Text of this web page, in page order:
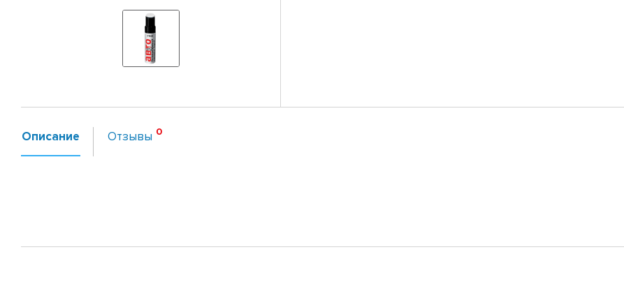
Описание Отзывы